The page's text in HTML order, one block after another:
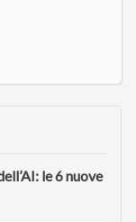
le 6 nuove